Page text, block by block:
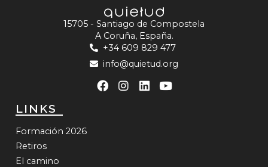
15705 - Santiago de Compostela
A Coruña, España.
+34 609 829 477
info@quietud.org
LINKS
Formación 2026
Retiros
El camino